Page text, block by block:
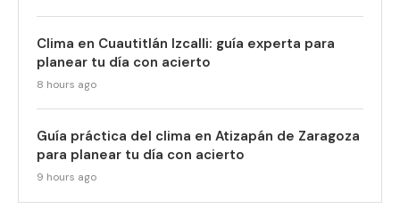
Clima en Cuautitlán Izcalli: guía experta para
planear tu día con acierto
8 hours ago
Guía práctica del clima en Atizapán de Zaragoza
para planear tu día con acierto
9 hours ago